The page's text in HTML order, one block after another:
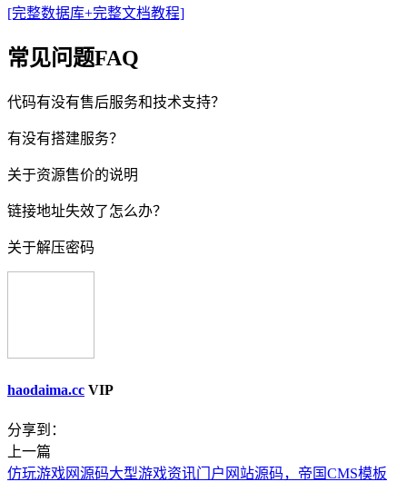
[完整数据库+完整文档教程]
常见问题FAQ
代码有没有售后服务和技术支持？
有没有搭建服务？
关于资源售价的说明
链接地址失效了怎么办？
关于解压密码
haodaima.cc VIP
分享到：
上一篇
仿玩游戏网源码大型游戏资讯门户网站源码，帝国CMS模板